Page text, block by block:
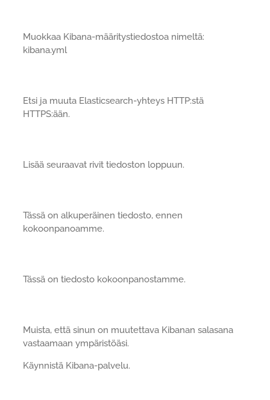
Muokkaa Kibana-määritystiedostoa nimeltä:
kibana.yml
Etsi ja muuta Elasticsearch-yhteys HTTP:stä
HTTPS:ään.
Lisää seuraavat rivit tiedoston loppuun.
Tässä on alkuperäinen tiedosto, ennen
kokoonpanoamme.
Tässä on tiedosto kokoonpanostamme.
Muista, että sinun on muutettava Kibanan salasana
vastaamaan ympäristöäsi.
Käynnistä Kibana-palvelu.